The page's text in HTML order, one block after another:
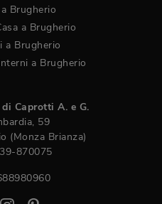
Brugherio
a Brugherio
a Brugherio
a Brugherio
Caprotti A. e G.
59
(Monza Brianza)
870075